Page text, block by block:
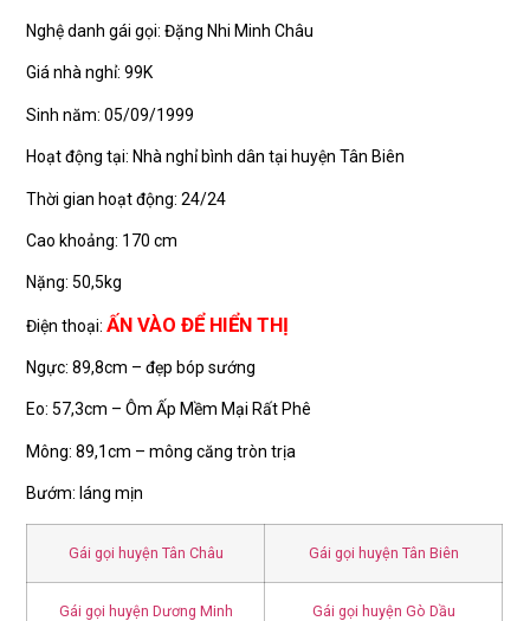
Nghệ danh gái gọi: Đặng Nhi Minh Châu
Giá nhà nghỉ: 99K
Sinh năm: 05/09/1999
Hoạt động tại: Nhà nghỉ bình dân tại huyện Tân Biên
Thời gian hoạt động: 24/24
Cao khoảng: 170 cm
Nặng: 50,5kg
Điện thoại:ẤN VÀO ĐỂ HIỂN THỊ
Ngực: 89,8cm – đẹp bóp sướng
Eo: 57,3cm – Ôm Ấp Mềm Mại Rất Phê
Mông: 89,1cm – mông căng tròn trịa
Bướm: láng mịn
Gái gọi huyện Tân Châu Gái gọi huyện Tân Biên
Gái gọi huyện Dương Minh
Gái gọi huyện Gò Dầu